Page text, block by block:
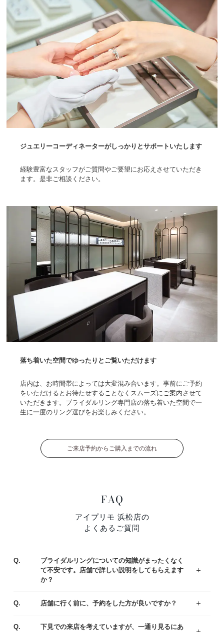
ジュエリーコーディネーターがしっかりとサポートいたします
経験豊富なスタッフがご質問やご要望にお応えさせていただき
ます。是非ご相談ください。
落ち着いた空間でゆったりとご覧いただけます
店内は、お時間帯によっては大変混み合います。事前にご予約
をいただけるとお待たせすることなくスムーズにご案内させて
いただきます。ブライダルリング専門店の落ち着いた空間で一
生に一度のリング選びをお楽しみください。
ご来店予約からご購入までの流れ
FAQ
アイプリモ 浜松店の
よくあるご質問
Q.
ブライダルリングについての知識がまったくなく
て不安です。店舗で詳しい説明をしてもらえます
か？
Q.
店舗に行く前に、予約をした方が良いですか？
Q.
下見での来店を考えていますが、一通り見るにあ